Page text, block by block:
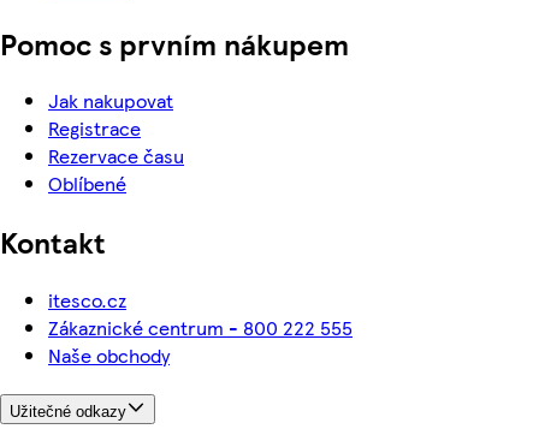
Pomoc s prvním nákupem
Jak nakupovat
Registrace
Rezervace času
Oblíbené
Kontakt
itesco.cz
Zákaznické centrum - 800 222 555
Naše obchody
Užitečné odkazy